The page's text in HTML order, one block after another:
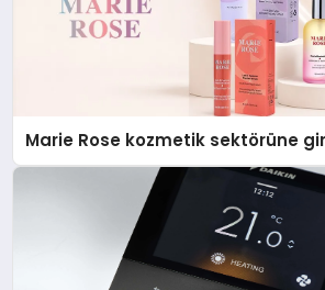
Marie Rose kozmetik sektörüne